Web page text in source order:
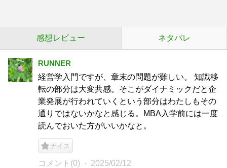
感想レビュー ネタバレ
RUNNER
経営学入門ですが、章末の問題が難しい。 知識移
転の部分は大変共感。そこがダイナミックだと企
業発展が行われていくという部分はわたしもその
通りではないかなと感じる。MBA入学前には一度
読んでおいた方がいいかなと。
ナイス
コメント(0) 2025/02/12